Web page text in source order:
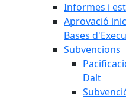
Informes i
Aprovació
Bases
Subvencions
Dalt